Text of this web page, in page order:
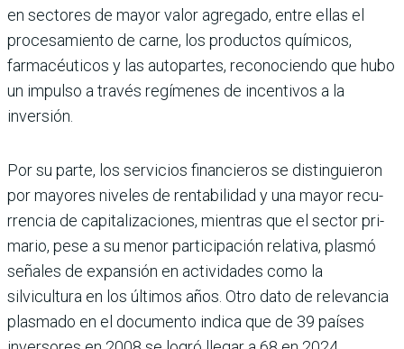
en secto­res de mayor valor agregado, entre ellas el
procesamiento de carne, los productos quí­micos,
farmacéuticos y las autopartes, reconociendo que hubo
un impulso a tra­vés regímenes de incentivos a la
inversión.
Por su parte, los servicios financieros se distinguieron
por mayores niveles de ren­tabilidad y una mayor recu­
rrencia de capitalizaciones, mientras que el sector pri­
mario, pese a su menor par­ticipación relativa, plasmó
señales de expansión en acti­vidades como la
silvicultura en los últimos años. Otro dato de relevancia
plasmado en el documento indica que de 39 países